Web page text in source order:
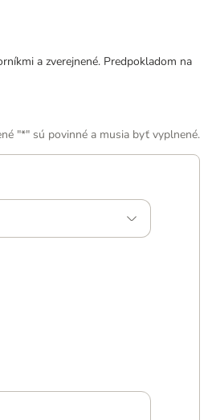
a zverejnené. Predpokladom na
"*" sú povinné a musia byť vyplnené.